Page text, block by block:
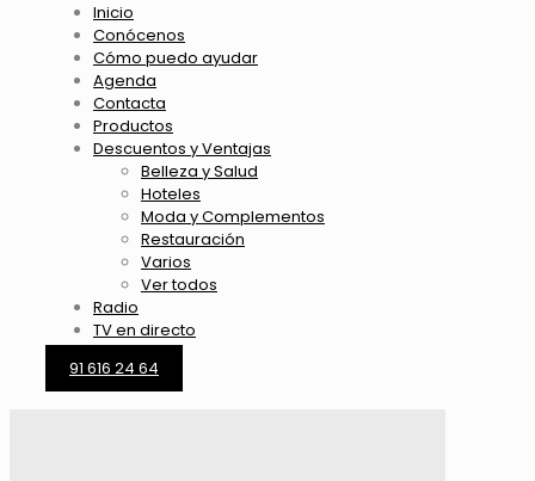
Inicio
Conócenos
Cómo puedo ayudar
Agenda
Contacta
Productos
Descuentos y Ventajas
Belleza y Salud
Hoteles
Moda y Complementos
Restauración
Varios
Ver todos
Radio
TV en directo
91 616 24 64